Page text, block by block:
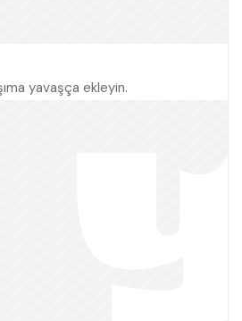
yavaşça ekleyin.